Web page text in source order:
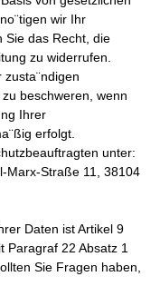
wir Ihr
Sie das Recht, die
zu widerrufen.
beschweren, wenn
Ihrer
erfolgt.
unter:
Marx-Straße 11, 38104
Daten ist Artikel 9
Paragraf 22 Absatz 1
Sie Fragen haben,